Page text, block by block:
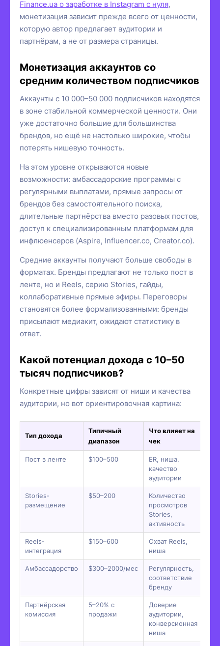
Finance.ua о заработке в Instagram с нуля,
монетизация зависит прежде всего от ценности,
которую автор предлагает аудитории и
партнёрам, а не от размера страницы.
Монетизация аккаунтов со
средним количеством подписчиков
Аккаунты с 10 000–50 000 подписчиков находятся
в зоне стабильной коммерческой ценности. Они
уже достаточно большие для большинства
брендов, но ещё не настолько широкие, чтобы
потерять нишевую точность.
На этом уровне открываются новые
возможности: амбассадорские программы с
регулярными выплатами, прямые запросы от
брендов без самостоятельного поиска,
длительные партнёрства вместо разовых постов,
доступ к специализированным платформам для
инфлюенсеров (Aspire, Influencer.co, Creator.co).
Средние аккаунты получают больше свободы в
форматах. Бренды предлагают не только пост в
ленте, но и Reels, серию Stories, гайды,
коллаборативные прямые эфиры. Переговоры
становятся более формализованными: бренды
присылают медиакит, ожидают статистику в
ответ.
Какой потенциал дохода с 10–50
тысяч подписчиков?
Конкретные цифры зависят от ниши и качества
аудитории, но вот ориентировочная картина:
Тип дохода
Типичный
диапазон
Что влияет на
чек
Пост в ленте $100–500
ER, ниша,
качество
аудитории
Stories-
размещение
$50–200
Количество
просмотров
Stories,
активность
Reels-
интеграция
$150–600
Охват Reels,
ниша
Амбассадорство $300–2000/мес
Регулярность,
соответствие
бренду
Партнёрская
комиссия
5–20% с
продажи
Доверие
аудитории,
конверсионная
ниша